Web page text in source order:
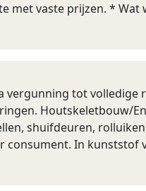
met vaste prijzen. * Wat
vergunning tot volledige
Houtskeletbouw/
shuifdeuren,
consument. In kunststof